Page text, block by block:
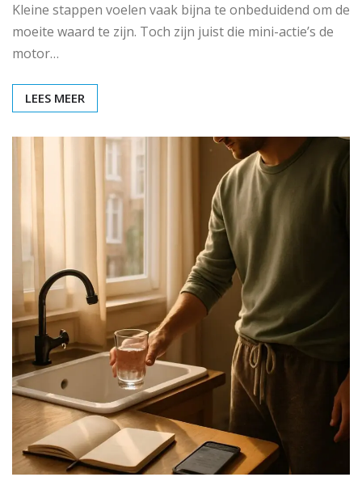
Kleine stappen voelen vaak bijna te onbeduidend om de
moeite waard te zijn. Toch zijn juist die mini-actie’s de
motor…
LEES MEER